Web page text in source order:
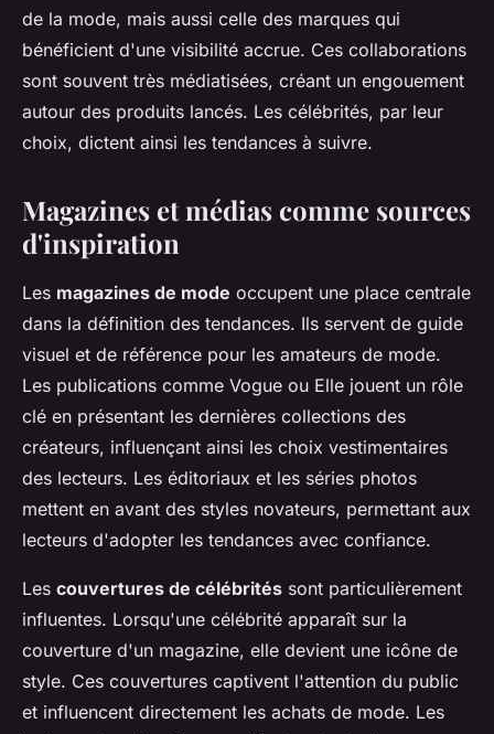
de la mode, mais aussi celle des marques qui
bénéficient d'une visibilité accrue. Ces collaborations
sont souvent très médiatisées, créant un engouement
autour des produits lancés. Les célébrités, par leur
choix, dictent ainsi les tendances à suivre.
Magazines et médias comme sources
d'inspiration
Les magazines de mode occupent une place centrale
dans la définition des tendances. Ils servent de guide
visuel et de référence pour les amateurs de mode.
Les publications comme Vogue ou Elle jouent un rôle
clé en présentant les dernières collections des
créateurs, influençant ainsi les choix vestimentaires
des lecteurs. Les éditoriaux et les séries photos
mettent en avant des styles novateurs, permettant aux
lecteurs d'adopter les tendances avec confiance.
Les couvertures de célébrités sont particulièrement
influentes. Lorsqu'une célébrité apparaît sur la
couverture d'un magazine, elle devient une icône de
style. Ces couvertures captivent l'attention du public
et influencent directement les achats de mode. Les